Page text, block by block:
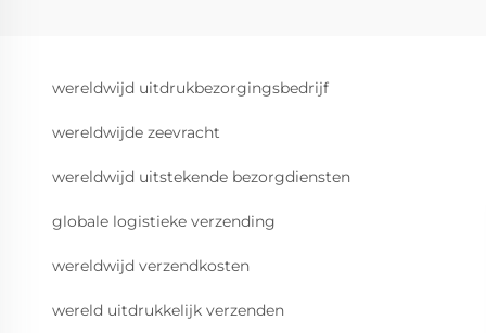
wereldwijd uitdrukbezorgingsbedrijf
wereldwijde zeevracht
wereldwijd uitstekende bezorgdiensten
globale logistieke verzending
wereldwijd verzendkosten
wereld uitdrukkelijk verzenden